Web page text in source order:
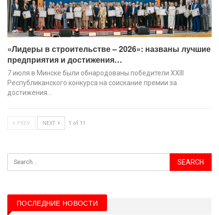
«Лидеры в строительстве – 2026»: названы лучшие
предприятия и достижения…
7 июля в Минске были обнародованы победители XХIII
Республиканского конкурса на соискание премии за
достижения…
PREV NEXT 1 of 11
ПОСЛЕДНИЕ НОВОСТИ